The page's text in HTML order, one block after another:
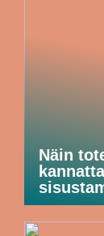
Näin